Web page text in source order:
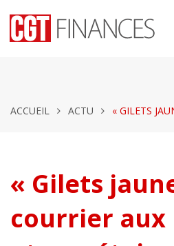
ACCUEIL ACTU « GILETS
« Gilets
courrier